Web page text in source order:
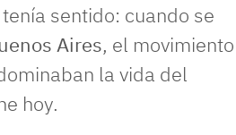
sentido: cuando se
Aires, el movimiento
la vida del
hoy.